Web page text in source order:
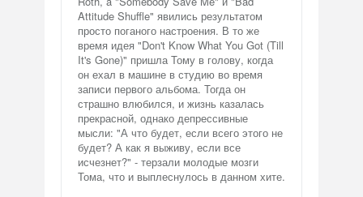
Attitude Shuffle" явились результатом
просто поганого настроения. В то же
время идея "Don't Know What You Got (Till
It's Gone)" пришла Тому в голову, когда
он ехал в машине в студию во время
записи первого альбома. Тогда он
страшно влюбился, и жизнь казалась
прекрасной, однако депрессивные
мысли: "А что будет, если всего этого не
будет? А как я выживу, если все
исчезнет?" - терзали молодые мозги
Тома, что и выплеснулось в данном хите.